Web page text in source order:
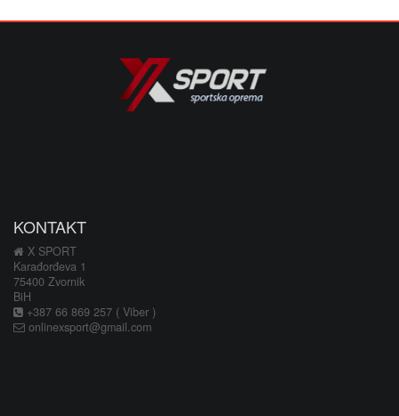
KONTAKT
X SPORT
Karađorđeva 1
75400 Zvornik
BiH
+387 66 869 257 ( Viber )
onlinexsport@gmail.com